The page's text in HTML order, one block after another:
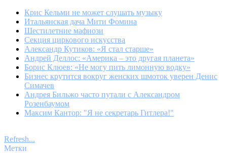
Крис Кельми не может слушать музыку
Итальянская дача Мити Фомина
Шестилетние мафиози
Секция циркового искусства
Александр Кутиков: «Я стал старше»
Андрей Деллос: «Америка – это другая планета»
Борис Клюев: «Не могу пить лимонную водку»
Бизнес крутится вокруг женских шмоток уверен Денис
Симачев
Андрея Бильжо часто путали с Александром
Розенбаумом
Максим Кантор: "Я не секретарь Гитлера!"
Refresh...
Метки